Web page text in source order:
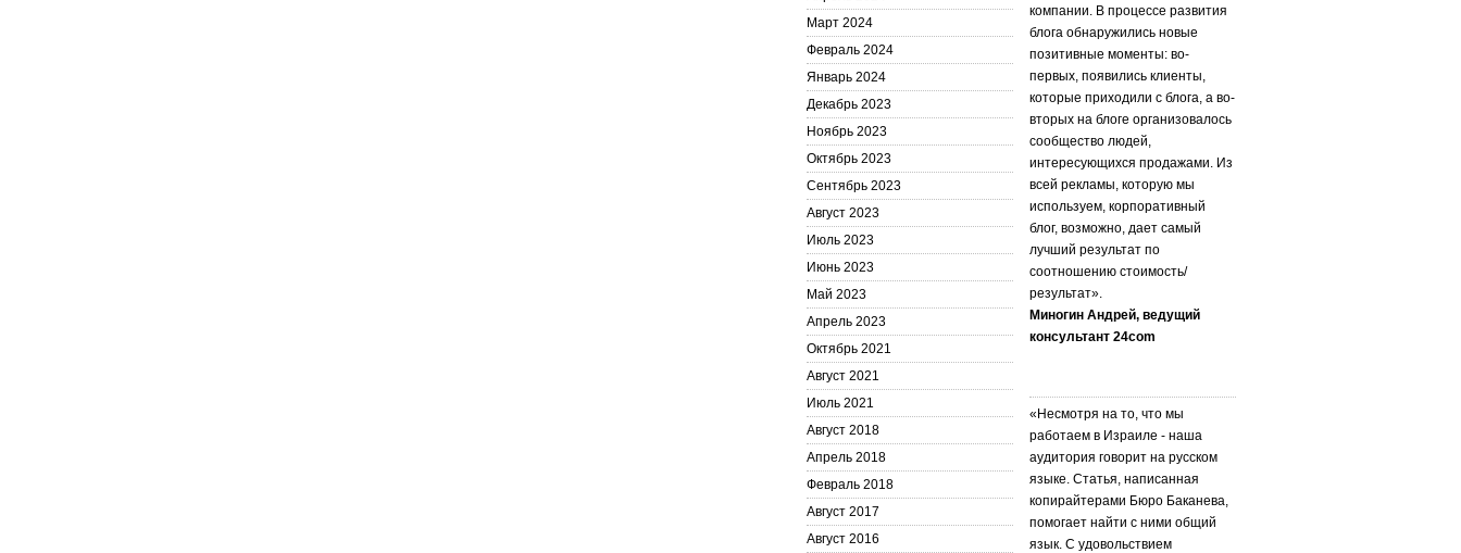
Март 2024
Февраль 2024
Январь 2024
Декабрь 2023
Ноябрь 2023
Октябрь 2023
Сентябрь 2023
Август 2023
Июль 2023
Июнь 2023
Май 2023
Апрель 2023
Октябрь 2021
Август 2021
Июль 2021
Август 2018
Апрель 2018
Февраль 2018
Август 2017
Август 2016
компании. В процессе развития
блога обнаружились новые
позитивные моменты: во-
первых, появились клиенты,
которые приходили с блога, а во-
вторых на блоге организовалось
сообщество людей,
интересующихся продажами. Из
всей рекламы, которую мы
используем, корпоративный
блог, возможно, дает самый
лучший результат по
соотношению стоимость/
результат».
Миногин Андрей, ведущий
консультант 24com
«Несмотря на то, что мы
работаем в Израиле - наша
аудитория говорит на русском
языке. Статья, написанная
копирайтерами Бюро Баканева,
помогает найти с ними общий
язык. С удовольствием